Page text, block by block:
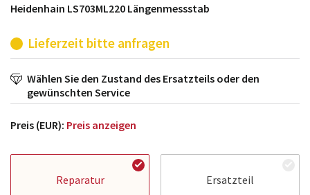
Heidenhain LS703ML220 Längenmessstab
Lieferzeit bitte anfragen
Wählen Sie den Zustand des Ersatzteils oder den
gewünschten Service
Preis (EUR): Preis anzeigen
Reparatur Ersatzteil